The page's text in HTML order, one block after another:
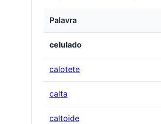
Palavra
celulado
calotete
calta
caltoide